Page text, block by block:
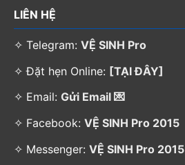
LIÊN HỆ
✧ Telegram: VỆ SINH Pro
✧ Đặt hẹn Online: [TẠI ĐÂY]
✧ Email: Gửi Email 💌
✧ Facebook: VỆ SINH Pro 2015
✧ Messenger: VỆ SINH Pro 2015